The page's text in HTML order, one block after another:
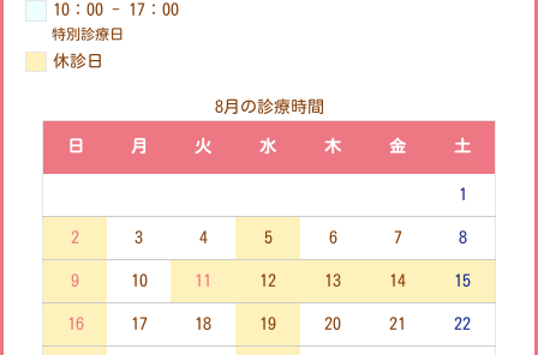
10：00 - 17：00
特別診療日
休診日
8月の診療時間
日 月 火 水 木 金 土
1
2 3 4 5 6 7 8
9 10 11 12 13 14 15
16 17 18 19 20 21 22